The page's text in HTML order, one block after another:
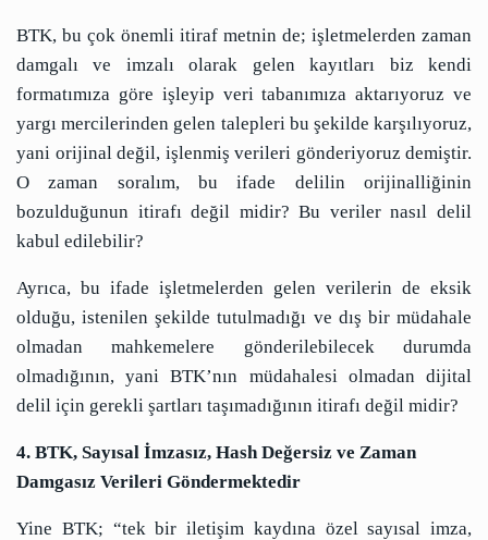
BTK, bu çok önemli itiraf metnin de; işletmelerden zaman
damgalı ve imzalı olarak gelen kayıtları biz kendi
formatımıza göre işleyip veri tabanımıza aktarıyoruz ve
yargı mercilerinden gelen talepleri bu şekilde karşılıyoruz,
yani orijinal değil, işlenmiş verileri gönderiyoruz demiştir.
O zaman soralım, bu ifade delilin orijinalliğinin
bozulduğunun itirafı değil midir? Bu veriler nasıl delil
kabul edilebilir?
Ayrıca, bu ifade işletmelerden gelen verilerin de eksik
olduğu, istenilen şekilde tutulmadığı ve dış bir müdahale
olmadan mahkemelere gönderilebilecek durumda
olmadığının, yani BTK’nın müdahalesi olmadan dijital
delil için gerekli şartları taşımadığının itirafı değil midir?
4. BTK, Sayısal İmzasız, Hash Değersiz ve Zaman
Damgasız Verileri Göndermektedir
Yine BTK; “tek bir iletişim kaydına özel sayısal imza,